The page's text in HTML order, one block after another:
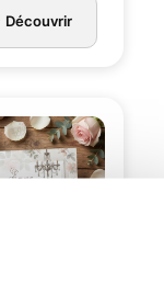
initial
était :est :
Découvrir